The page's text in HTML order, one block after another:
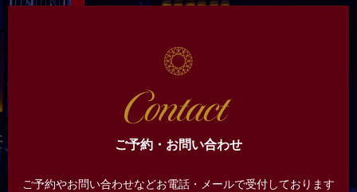
ご予約・お問い合わせ
ご予約やお問い合わせなどお電話・メールで受付しております